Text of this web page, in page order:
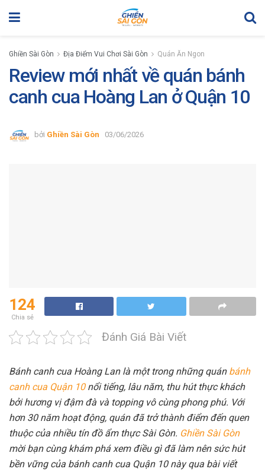
Ghiền Sài Gòn Địa Điểm Vui Chơi Sài Gòn Quán Ăn Ngon
Review mới nhất về quán bánh
canh cua Hoàng Lan ở Quận 10
bởi Ghiền Sài Gòn 03/06/2026
124
Chia sẻ
Đánh Giá Bài Viết
Bánh canh cua Hoàng Lan là một trong những quán bánh
canh cua Quận 10nổi tiếng, lâu năm, thu hút thực khách
bởi hương vị đậm đà và topping vô cùng phong phú. Với
hơn 30 năm hoạt động, quán đã trở thành điểm đến quen
thuộc của nhiều tín đồ ẩm thực Sài Gòn. Ghiền Sài Gòn
mời bạn cùng khám phá xem điều gì đã làm nên sức hút
bền vững của bánh canh cua Quận 10 này qua bài viết